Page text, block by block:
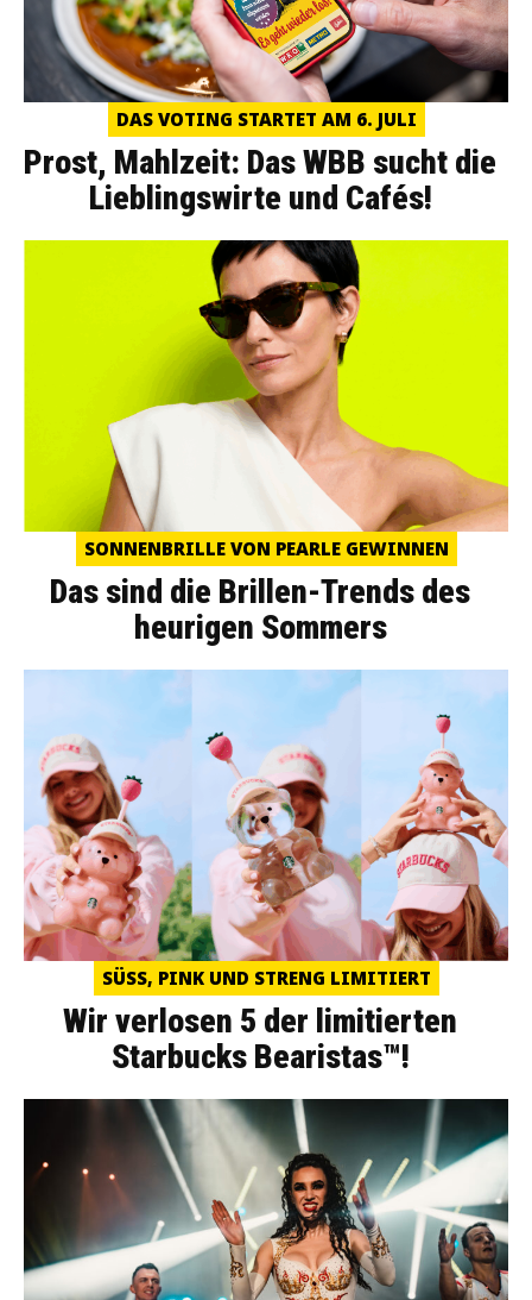
DAS VOTING STARTET AM 6. JULI
Prost, Mahlzeit: Das WBB sucht die
Lieblingswirte und Cafés!
SONNENBRILLE VON PEARLE GEWINNEN
Das sind die Brillen-Trends des
heurigen Sommers
SÜSS, PINK UND STRENG LIMITIERT
Wir verlosen 5 der limitierten
Starbucks Bearistas™!